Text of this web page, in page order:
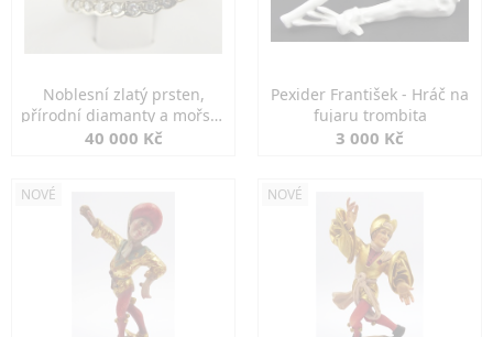
Noblesní zlatý prsten,
přírodní diamanty a mořské
perly
40 000 Kč
Pexider František - Hráč na
fujaru trombita
3 000 Kč
NOVÉ NOVÉ